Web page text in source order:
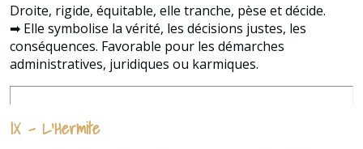
Droite, rigide, équitable, elle tranche, pèse et décide.
➡ Elle symbolise la vérité, les décisions justes, les
conséquences. Favorable pour les démarches
administratives, juridiques ou karmiques.
IX – L’Hermite